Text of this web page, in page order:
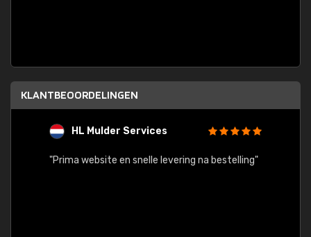
KLANTBEOORDELINGEN
HL Mulder Services
"Prima website en snelle levering na bestelling"